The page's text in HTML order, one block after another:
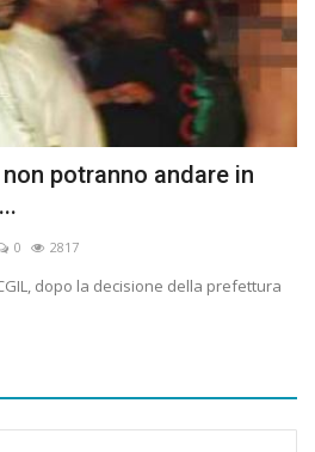
potranno andare in
0 2817
dopo la decisione della prefettura